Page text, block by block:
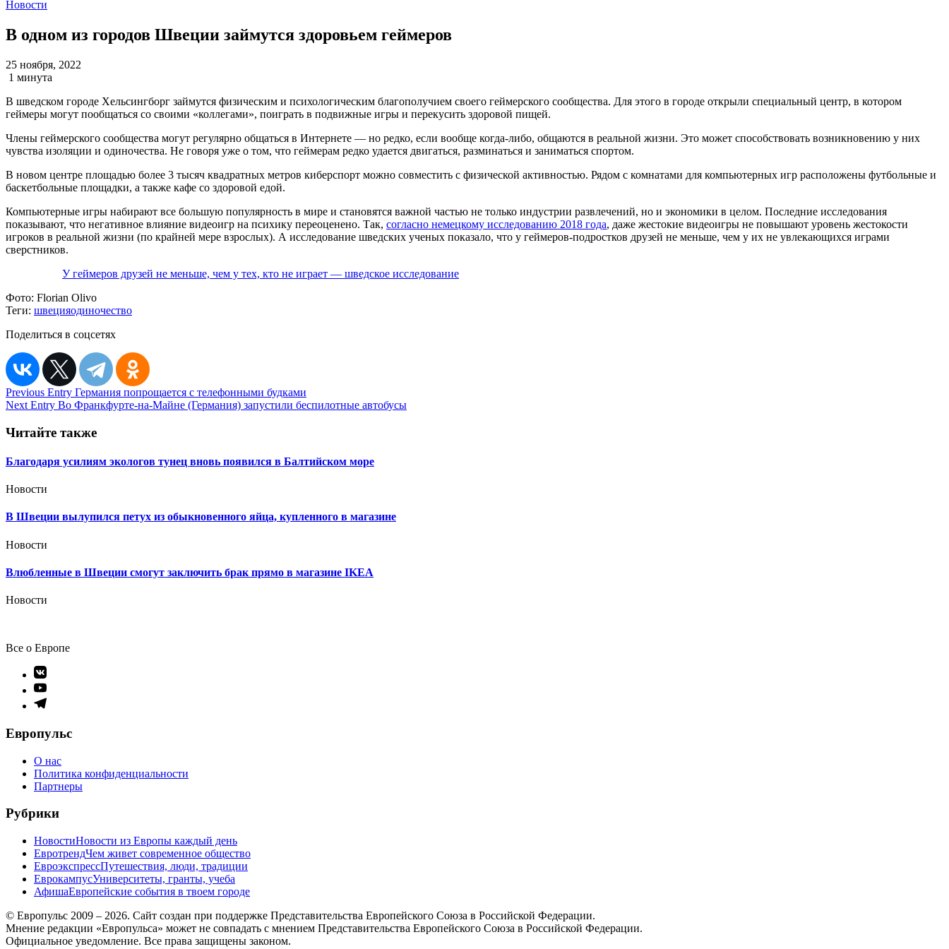
Новости
В одном из городов Швеции займутся здоровьем геймеров
25 ноября, 2022
1 минута
В шведском городе Хельсингборг займутся физическим и психологическим благополучием своего геймерского сообщества. Для этого в городе открыли специальный центр, в котором
геймеры могут пообщаться со своими «коллегами», поиграть в подвижные игры и перекусить здоровой пищей.
Члены геймерского сообщества могут регулярно общаться в Интернете — но редко, если вообще когда-либо, общаются в реальной жизни. Это может способствовать возникновению у них
чувства изоляции и одиночества. Не говоря уже о том, что геймерам редко удается двигаться, разминаться и заниматься спортом.
В новом центре площадью более 3 тысяч квадратных метров киберспорт можно совместить с физической активностью. Рядом с комнатами для компьютерных игр расположены футбольные и
баскетбольные площадки, а также кафе со здоровой едой.
Компьютерные игры набирают все большую популярность в мире и становятся важной частью не только индустрии развлечений, но и экономики в целом. Последние исследования
показывают, что негативное влияние видеоигр на психику переоценено. Так, согласно немецкому исследованию 2018 года, даже жестокие видеоигры не повышают уровень жестокости
игроков в реальной жизни (по крайней мере взрослых). А исследование шведских ученых показало, что у геймеров-подростков друзей не меньше, чем у их не увлекающихся играми
сверстников.
У геймеров друзей не меньше, чем у тех, кто не играет — шведское исследование
Фото: Florian Olivo
Теги: швецияодиночество
Поделиться в соцсетях
Навигация
по
записям
Previous Entry Германия попрощается с телефонными будками
Next Entry Во Франкфурте-на-Майне (Германия) запустили беспилотные автобусы
Читайте также
Благодаря усилиям экологов тунец вновь появился в Балтийском море
Новости
В Швеции вылупился петух из обыкновенного яйца, купленного в магазине
Новости
Влюбленные в Швеции смогут заключить брак прямо в магазине IKEA
Новости
Все о Европе
Элемент
меню
Элемент
меню
Элемент
Европульс
О нас
Политика конфиденциальности
Партнеры
Рубрики
НовостиНовости из Европы каждый день
ЕвротрендЧем живет современное общество
ЕвроэкспрессПутешествия, люди, традиции
ЕврокампусУниверситеты, гранты, учеба
АфишаЕвропейские события в твоем городе
© Европульс 2009 – 2026. Сайт создан при поддержке Представительства Европейского Союза в Российской Федерации.
Мнение редакции «Европульса» может не совпадать с мнением Представительства Европейского Союза в Российской Федерации.
Официальное уведомление. Все права защищены законом.